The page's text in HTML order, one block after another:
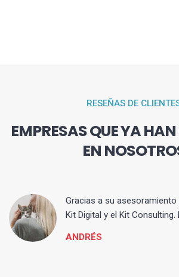
RESEÑAS DE
EMPRESAS QUE YA
EN
Gracias a su
Kit Digital y el Kit
ANDRÉS